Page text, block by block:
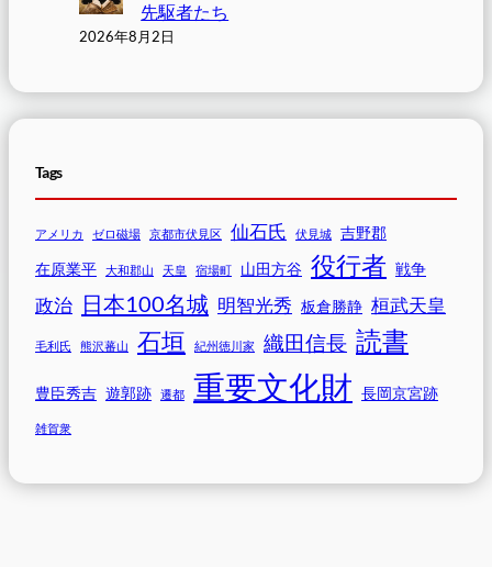
先駆者たち
2026年8月2日
Tags
アメリカ ゼロ磁場 京都市伏見区 仙石氏 伏見城
吉野郡
在原業平
大和郡山 天皇 宿場町 山田方谷 役行者 戦争
政治 日本100名城 明智光秀 板倉勝静 桓武天皇
毛利氏 熊沢蕃山 石垣 紀州徳川家 織田信長 読書
豊臣秀吉 遊郭跡 遷都 重要文化財 長岡京宮跡
雑賀衆